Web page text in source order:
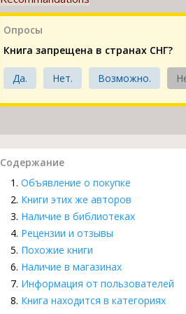
Опросы
Книга запрещена в странах СНГ?
Да. Нет. Возможно.
Содержание
Объявление о покупке
Книги этих же авторов
Наличие в библиотеках
Рецензии и отзывы
Похожие книги
Наличие в магазинах
Информация от пользователей
Книга находится в категориях